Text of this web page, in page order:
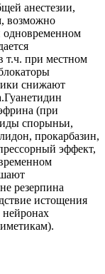
анестезии,
возможно
одновременном
т.ч. при местном
снижают
(при
спорыньи,
прокарбазин,
эффект,
резерпина
истощения
нейронах